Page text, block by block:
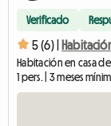
Verificado
5 (6) |
Habitación en casa
1 pers. | 3 meses